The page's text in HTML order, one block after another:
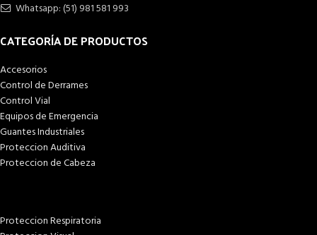
Whatsapp: (51) 981 581 993
CATEGORÍA DE PRODUCTOS
Accesorios
Control de Derrames
Control Vial
Equipos de Emergencia
Guantes Industriales
Proteccion Auditiva
Proteccion de Cabeza
Proteccion Respiratoria